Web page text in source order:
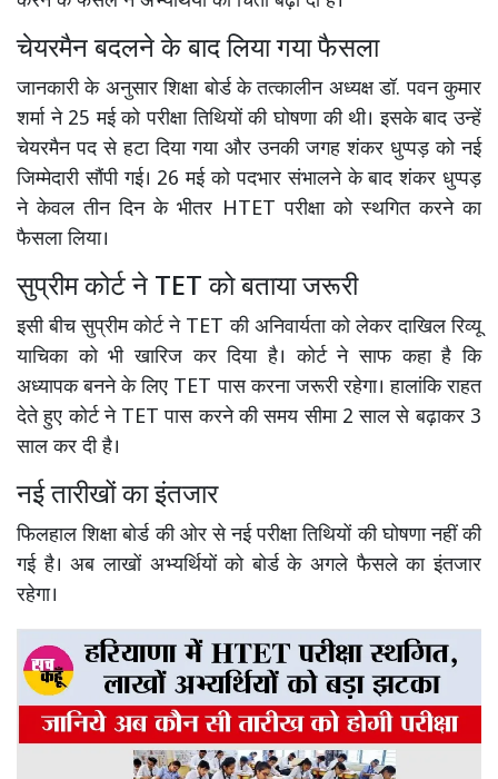
चेयरमैन बदलने के बाद लिया गया फैसला
जानकारी के अनुसार शिक्षा बोर्ड के तत्कालीन अध्यक्ष डॉ. पवन कुमार
शर्मा ने 25 मई को परीक्षा तिथियों की घोषणा की थी। इसके बाद उन्हें
चेयरमैन पद से हटा दिया गया और उनकी जगह शंकर धुप्पड़ को नई
जिम्मेदारी सौंपी गई। 26 मई को पदभार संभालने के बाद शंकर धुप्पड़
ने केवल तीन दिन के भीतर HTET परीक्षा को स्थगित करने का
फैसला लिया।
सुप्रीम कोर्ट ने TET को बताया जरूरी
इसी बीच सुप्रीम कोर्ट ने TET की अनिवार्यता को लेकर दाखिल रिव्यू
याचिका को भी खारिज कर दिया है। कोर्ट ने साफ कहा है कि
अध्यापक बनने के लिए TET पास करना जरूरी रहेगा। हालांकि राहत
देते हुए कोर्ट ने TET पास करने की समय सीमा 2 साल से बढ़ाकर 3
साल कर दी है।
नई तारीखों का इंतजार
फिलहाल शिक्षा बोर्ड की ओर से नई परीक्षा तिथियों की घोषणा नहीं की
गई है। अब लाखों अभ्यर्थियों को बोर्ड के अगले फैसले का इंतजार
रहेगा।